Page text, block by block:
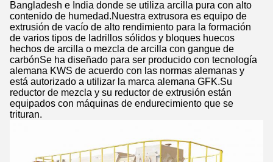
Bangladesh e India donde se utiliza arcilla pura con alto
contenido de humedad.Nuestra extrusora es equipo de
extrusión de vacío de alto rendimiento para la formación
de varios tipos de ladrillos sólidos y bloques huecos
hechos de arcilla o mezcla de arcilla con gangue de
carbónSe ha diseñado para ser producido con tecnología
alemana KWS de acuerdo con las normas alemanas y
está autorizado a utilizar la marca alemana GFK.Su
reductor de mezcla y su reductor de extrusión están
equipados con máquinas de endurecimiento que se
trituran.